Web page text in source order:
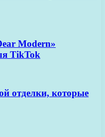
Modern»
TikTok
отделки, которые